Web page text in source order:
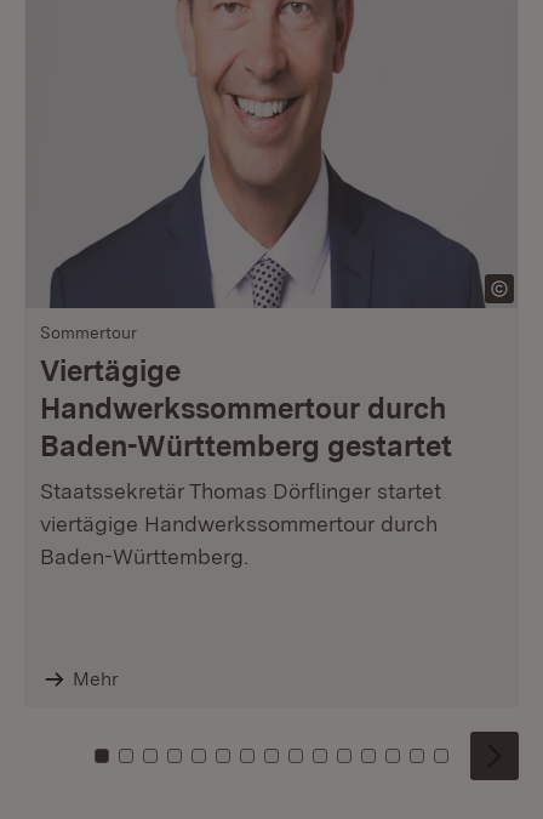
Sommertour
Viertägige
Handwerkssommertour durch
Baden-Württemberg gestartet
Staatssekretär Thomas Dörflinger startet
viertägige Handwerkssommertour durch
Baden-Württemberg.
Mehr
Zu Kachel: 0
Zu Kachel: 1
Zu Kachel: 2
Zu Kachel: 3
Zu Kachel: 4
Zu Kachel: 5
Zu Kachel: 6
Zu Kachel: 7
Zu Kachel: 8
Zu Kachel: 9
Zu Kachel: 10
Zu Kachel: 11
Zu Kachel: 12
Zu Kachel:
Zu